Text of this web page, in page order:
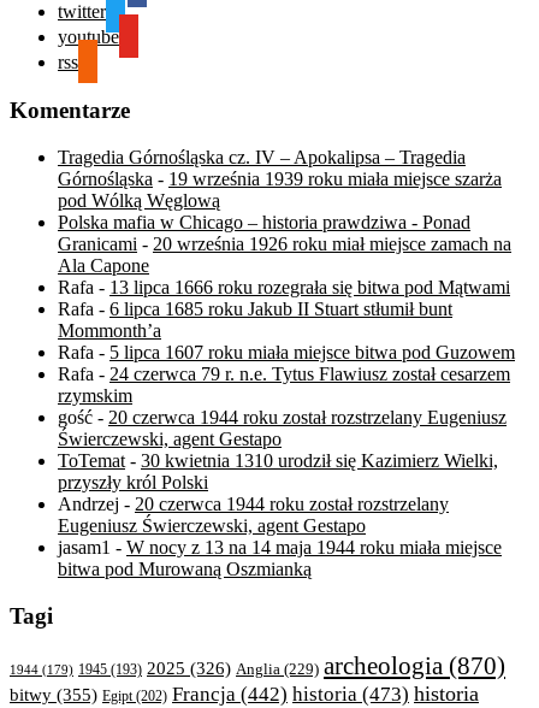
twitter
youtube
rss
Komentarze
Tragedia Górnośląska cz. IV – Apokalipsa – Tragedia
Górnośląska - 19 września 1939 roku miała miejsce szarża
pod Wólką Węglową
Polska mafia w Chicago – historia prawdziwa - Ponad
Granicami - 20 września 1926 roku miał miejsce zamach na
Ala Capone
Rafa - 13 lipca 1666 roku rozegrała się bitwa pod Mątwami
Rafa - 6 lipca 1685 roku Jakub II Stuart stłumił bunt
Mommonth’a
Rafa - 5 lipca 1607 roku miała miejsce bitwa pod Guzowem
Rafa - 24 czerwca 79 r. n.e. Tytus Flawiusz został cesarzem
rzymskim
gość - 20 czerwca 1944 roku został rozstrzelany Eugeniusz
Świerczewski, agent Gestapo
ToTemat - 30 kwietnia 1310 urodził się Kazimierz Wielki,
przyszły król Polski
Andrzej - 20 czerwca 1944 roku został rozstrzelany
Eugeniusz Świerczewski, agent Gestapo
jasam1 - W nocy z 13 na 14 maja 1944 roku miała miejsce
bitwa pod Murowaną Oszmianką
Tagi
1944 (179) 1945 (193) 2025 (326) Anglia (229) archeologia (870)
bitwy (355) Egipt(202) Francja (442) historia (473) historia